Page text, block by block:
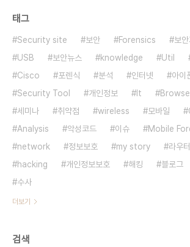
태그
Security site 보안 Forensics 보
USB
보안뉴스 knowledge Util
Cisco
포렌식 분석 인터넷
아이
Security Tool
개인정보 It
세미나
취약점 wireless 모바일
Analysis
악성코드 이슈
Mobile
network
정보보호 my story 라우터
hacking
개인정보보호 해킹 블로그
수사
더보기
검색